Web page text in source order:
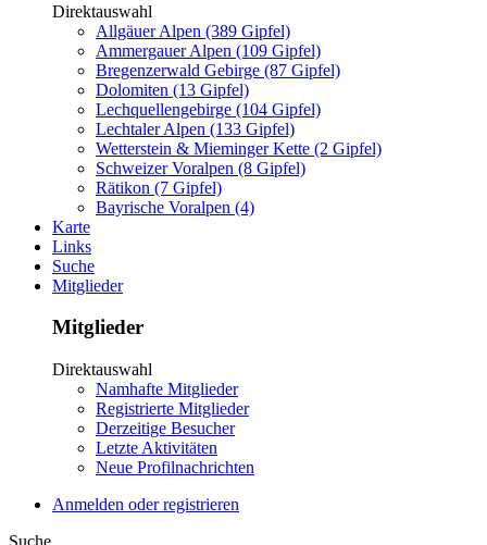
Direktauswahl
Allgäuer Alpen (389 Gipfel)
Ammergauer Alpen (109 Gipfel)
Bregenzerwald Gebirge (87 Gipfel)
Dolomiten (13 Gipfel)
Lechquellengebirge (104 Gipfel)
Lechtaler Alpen (133 Gipfel)
Wetterstein & Mieminger Kette (2 Gipfel)
Schweizer Voralpen (8 Gipfel)
Rätikon (7 Gipfel)
Bayrische Voralpen (4)
Karte
Links
Suche
Mitglieder
Mitglieder
Direktauswahl
Namhafte Mitglieder
Registrierte Mitglieder
Derzeitige Besucher
Letzte Aktivitäten
Neue Profilnachrichten
Anmelden oder registrieren
Suche